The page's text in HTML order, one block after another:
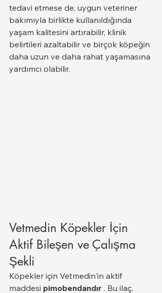
tedavi etmese de, uygun veteriner
bakımıyla birlikte kullanıldığında
yaşam kalitesini artırabilir, klinik
belirtileri azaltabilir ve birçok köpeğin
daha uzun ve daha rahat yaşamasına
yardımcı olabilir.
Vetmedin Köpekler İçin
Aktif Bileşen ve Çalışma
Şekli
Köpekler için Vetmedin'in aktif
maddesi pimobendandır . Bu ilaç,